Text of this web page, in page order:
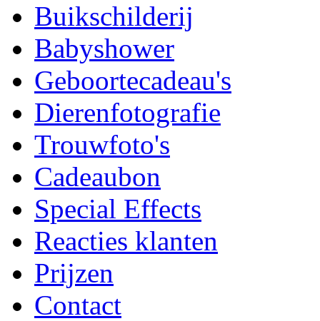
Buikschilderij
Babyshower
Geboortecadeau's
Dierenfotografie
Trouwfoto's
Cadeaubon
Special Effects
Reacties klanten
Prijzen
Contact